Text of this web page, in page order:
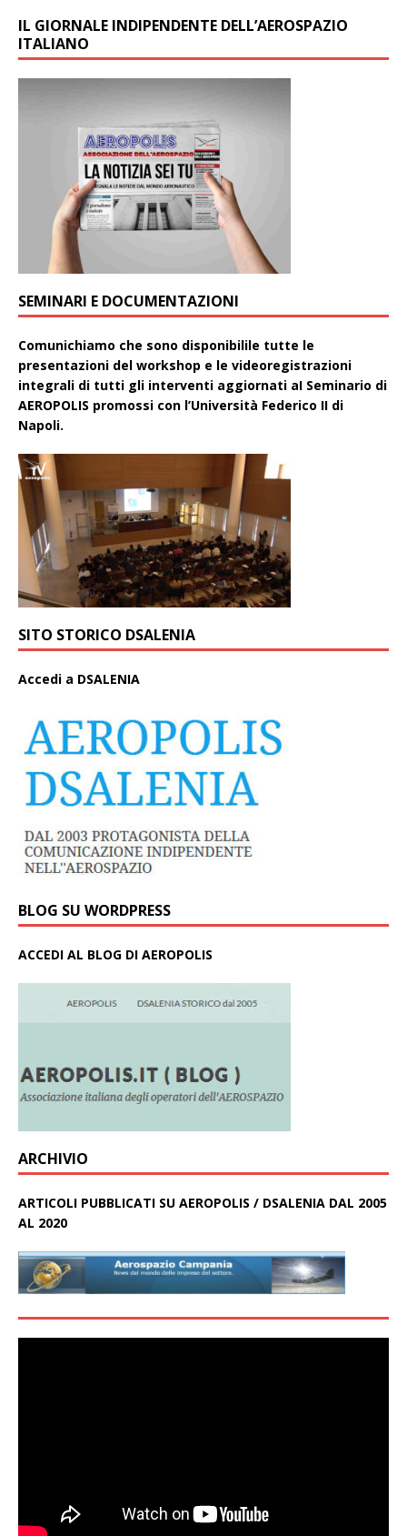
IL GIORNALE INDIPENDENTE DELL’AEROSPAZIO
ITALIANO
SEMINARI E DOCUMENTAZIONI
Comunichiamo che sono disponibilile tutte le
presentazioni del workshop e le videoregistrazioni
integrali di tutti gli interventi aggiornati aI Seminario di
AEROPOLIS promossi con l’Università Federico II di
Napoli.
SITO STORICO DSALENIA
Accedi a DSALENIA
BLOG SU WORDPRESS
ACCEDI AL BLOG DI AEROPOLIS
ARCHIVIO
ARTICOLI PUBBLICATI SU AEROPOLIS / DSALENIA DAL 2005
AL 2020